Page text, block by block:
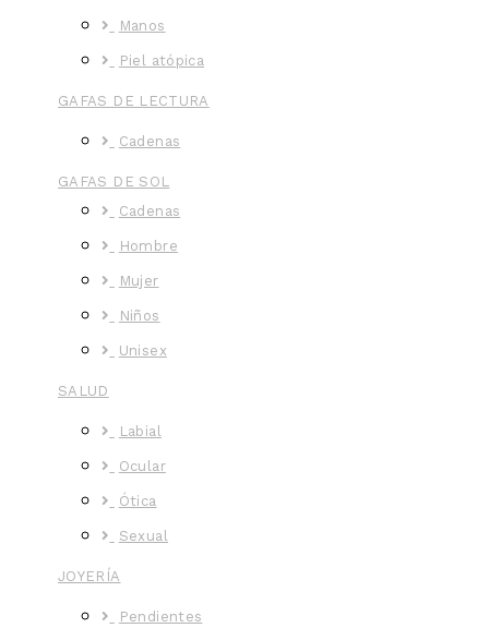
Manos
Piel atópica
GAFAS DE LECTURA
Cadenas
GAFAS DE SOL
Cadenas
Hombre
Mujer
Niños
Unisex
SALUD
Labial
Ocular
Ótica
Sexual
JOYERÍA
Pendientes